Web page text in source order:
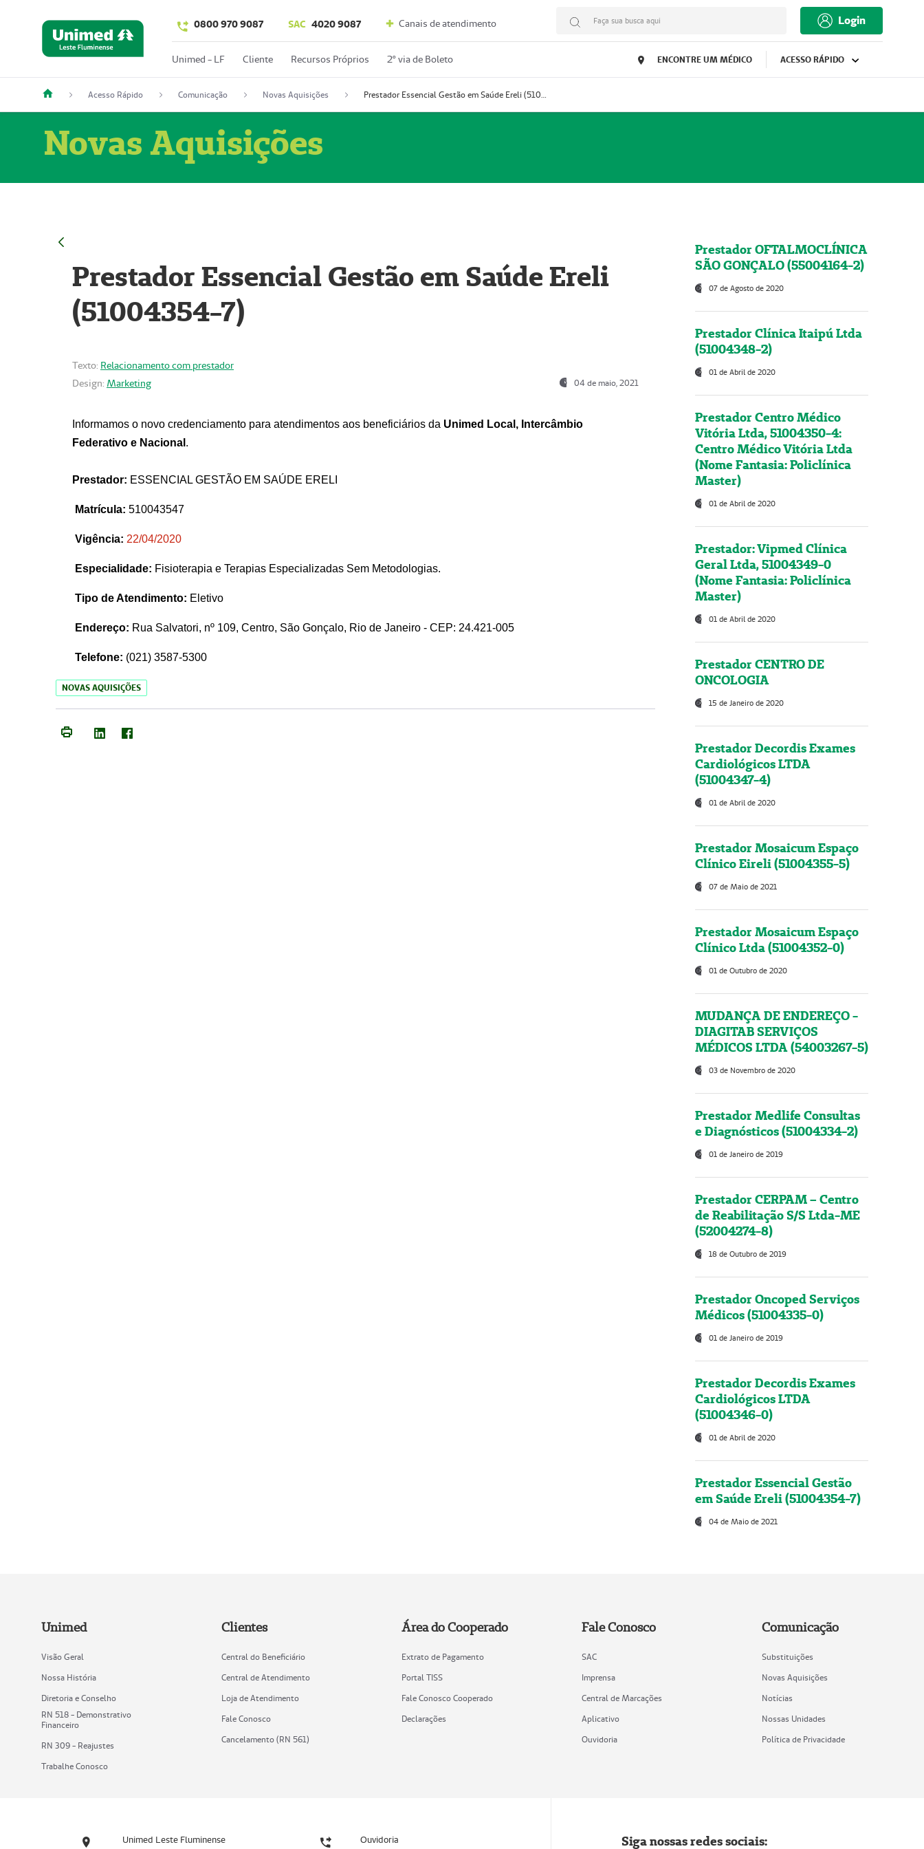
0800 970 9087 SAC 4020 9087 Canais de atendimento Faça sua busca aqui Login
Unimed - LF Cliente Recursos Próprios 2º via de Boleto ENCONTRE UM MÉDICO ACESSO RÁPIDO
Acesso Rápido Comunicação Novas Aquisições Prestador Essencial Gestão em Saúde Ereli (51004354-7)
Novas Aquisições
Prestador Essencial Gestão em Saúde Ereli
(51004354-7)
Texto: Relacionamento com prestador
Design: Marketing 04 de maio, 2021
Informamos o novo credenciamento para atendimentos aos beneficiários da Unimed Local, Intercâmbio
Federativo e Nacional .
Prestador: ESSENCIAL GESTÃO EM SAÚDE ERELI
Matrícula: 510043547
Vigência: 22/04/2020
Especialidade: Fisioterapia e Terapias Especializadas Sem Metodologias.
Tipo de Atendimento: Eletivo
Endereço: Rua Salvatori, nº 109, Centro, São Gonçalo, Rio de Janeiro - CEP: 24.421-005
Telefone: (021) 3587-5300
NOVAS AQUISIÇÕES
Prestador OFTALMOCLÍNICA
SÃO GONÇALO (55004164-2)
07 de Agosto de 2020
Prestador Clínica Itaipú Ltda
(51004348-2)
01 de Abril de 2020
Prestador Centro Médico
Vitória Ltda, 51004350-4:
Centro Médico Vitória Ltda
(Nome Fantasia: Policlínica
Master)
01 de Abril de 2020
Prestador: Vipmed Clínica
Geral Ltda, 51004349-0
(Nome Fantasia: Policlínica
Master)
01 de Abril de 2020
Prestador CENTRO DE
ONCOLOGIA
15 de Janeiro de 2020
Prestador Decordis Exames
Cardiológicos LTDA
(51004347-4)
01 de Abril de 2020
Prestador Mosaicum Espaço
Clínico Eireli (51004355-5)
07 de Maio de 2021
Prestador Mosaicum Espaço
Clínico Ltda (51004352-0)
01 de Outubro de 2020
MUDANÇA DE ENDEREÇO -
DIAGITAB SERVIÇOS
MÉDICOS LTDA (54003267-5)
03 de Novembro de 2020
Prestador Medlife Consultas
e Diagnósticos (51004334-2)
01 de Janeiro de 2019
Prestador CERPAM – Centro
de Reabilitação S/S Ltda-ME
(52004274-8)
18 de Outubro de 2019
Prestador Oncoped Serviços
Médicos (51004335-0)
01 de Janeiro de 2019
Prestador Decordis Exames
Cardiológicos LTDA
(51004346-0)
01 de Abril de 2020
Prestador Essencial Gestão
em Saúde Ereli (51004354-7)
04 de Maio de 2021
Unimed
Visão Geral
Nossa História
Diretoria e Conselho
RN 518 - Demonstrativo
Financeiro
RN 309 - Reajustes
Trabalhe Conosco
Clientes
Central do Beneficiário
Central de Atendimento
Loja de Atendimento
Fale Conosco
Cancelamento (RN 561)
Área do Cooperado
Extrato de Pagamento
Portal TISS
Fale Conosco Cooperado
Declarações
Fale Conosco
SAC
Imprensa
Central de Marcações
Aplicativo
Ouvidoria
Comunicação
Substituições
Novas Aquisições
Notícias
Nossas Unidades
Política de Privacidade
Unimed Leste Fluminense Ouvidoria Siga nossas redes sociais: